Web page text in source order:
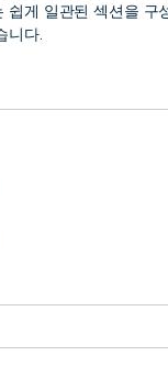
쉽게 일관된 섹션을 구
니다.